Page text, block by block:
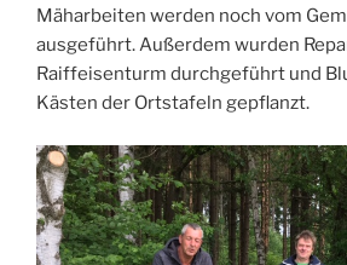
Mäharbeiten werden noch vom
ausgeführt. Außerdem wurden
Raiffeisenturm durchgeführt und
Kästen der Ortstafeln gepflanzt.